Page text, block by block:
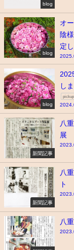
blog
blog
オ
陰
定
blog
し
pickup
新聞記事
八
展
新聞記事
八
ト
八